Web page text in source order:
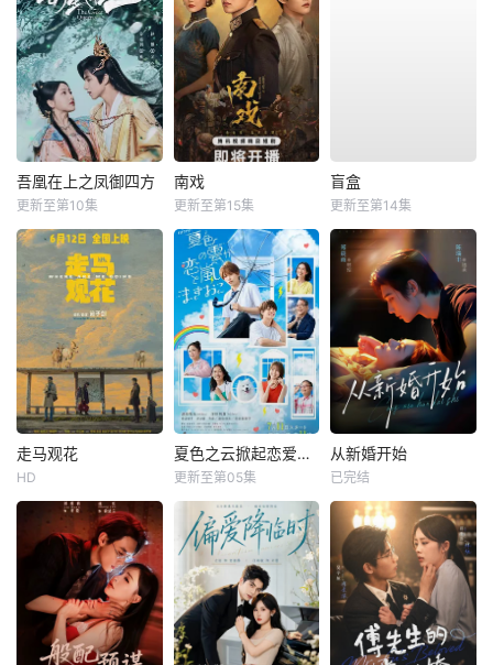
吾凰在上之凤御四方
更新至第10集
南戏
更新至第15集
盲盒
更新至第14集
走马观花
HD
夏色之云掀起恋爱与风暴
更新至第05集
从新婚开始
已完结